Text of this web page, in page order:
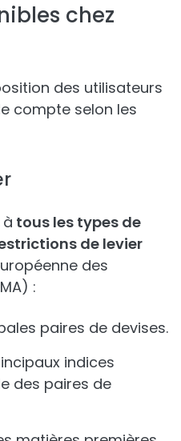
chez
des utilisateurs
compte selon les
tous les types de
de levier
des
:
paires de devises.
indices
des paires de